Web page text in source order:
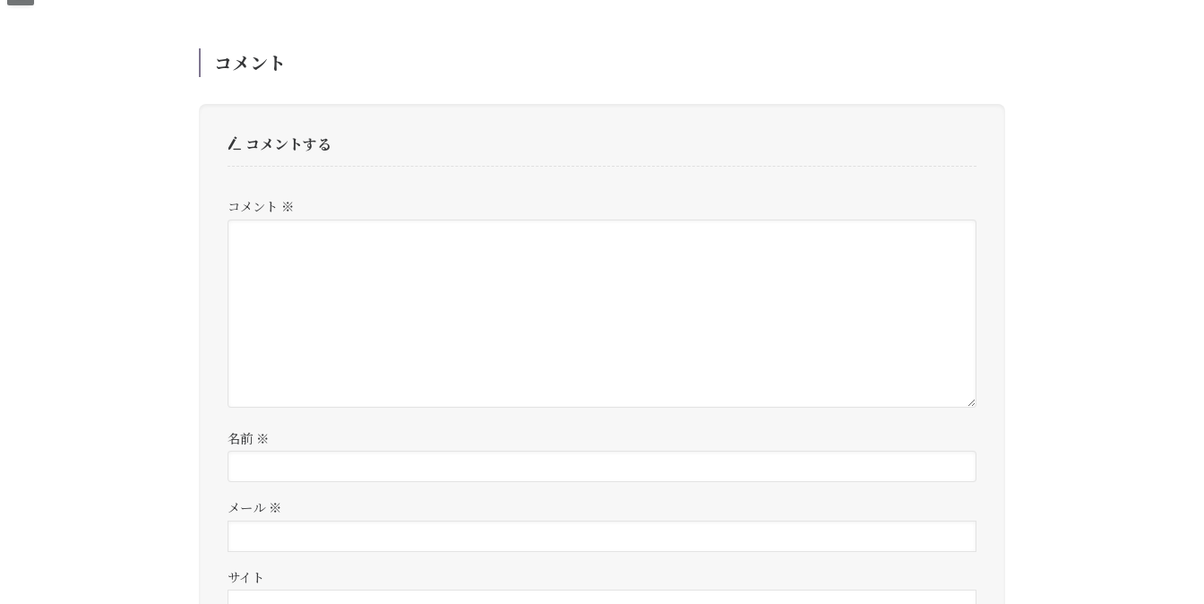
コメント
コメントする
コメント ※
名前 ※
メール ※
サイト